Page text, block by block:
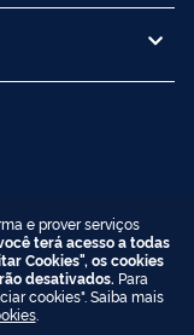
e prover serviços
terá acesso a todas
Cookies", os cookies
desativados. Para
cookies". Saiba mais
.